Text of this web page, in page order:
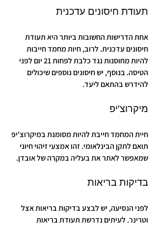
תעודת חיסונים עדכנית
אחת הדרישות החשובות ביותר היא תעודת
חיסונים עדכנית. לרוב, חיות מחמד חייבות
להיות מחוסנות נגד כלבת לפחות 21 יום לפני
הטיסה. בנוסף, יש חיסונים נוספים שיכולים
להידרש בהתאם ליעד.
מיקרוצ'יפ
חיית המחמד חייבת להיות מסומנת במיקרוצ'יפ
תואם לתקן הבינלאומי. זהו אמצעי זיהוי חיוני
שמאפשר לאתר את בעליה במקרה של אובדן.
בדיקות בריאות
לפני הנסיעה, יש לבצע בדיקות בריאות אצל
וטרינר. לעיתים נדרשת תעודת בריאות